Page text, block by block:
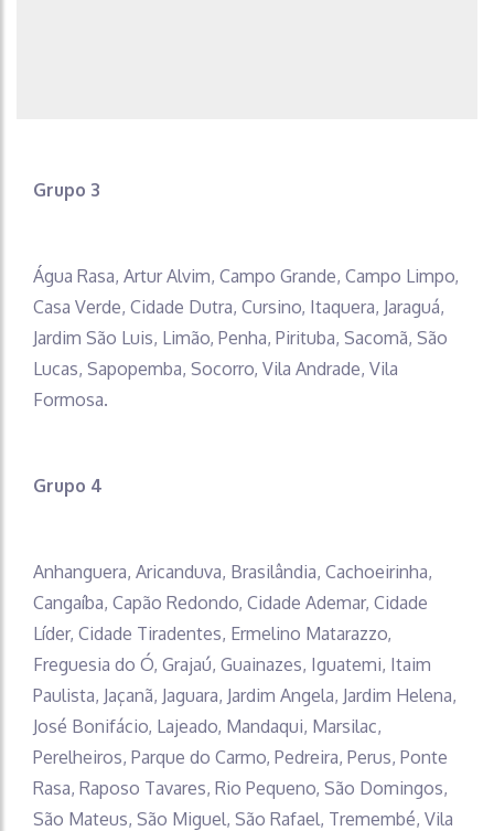
Grupo 3
Água Rasa, Artur Alvim, Campo Grande, Campo Limpo,
Casa Verde, Cidade Dutra, Cursino, Itaquera, Jaraguá,
Jardim São Luis, Limão, Penha, Pirituba, Sacomã, São
Lucas, Sapopemba, Socorro, Vila Andrade, Vila
Formosa.
Grupo 4
Anhanguera, Aricanduva, Brasilândia, Cachoeirinha,
Cangaíba, Capão Redondo, Cidade Ademar, Cidade
Líder, Cidade Tiradentes, Ermelino Matarazzo,
Freguesia do Ó, Grajaú, Guainazes, Iguatemi, Itaim
Paulista, Jaçanã, Jaguara, Jardim Angela, Jardim Helena,
José Bonifácio, Lajeado, Mandaqui, Marsilac,
Perelheiros, Parque do Carmo, Pedreira, Perus, Ponte
Rasa, Raposo Tavares, Rio Pequeno, São Domingos,
São Mateus, São Miguel, São Rafael, Tremembé, Vila